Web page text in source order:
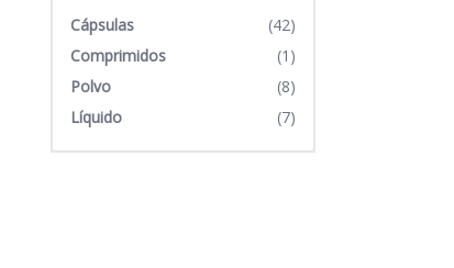
Cápsulas
(42)
Comprimidos
(1)
Polvo
(8)
Líquido
(7)